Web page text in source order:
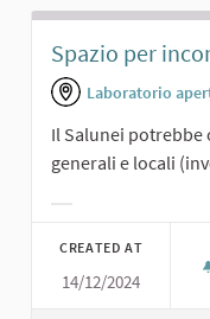
Spazio per
Laboratorio
Il Salunei
generali e locali
CREATED AT
14/12/2024